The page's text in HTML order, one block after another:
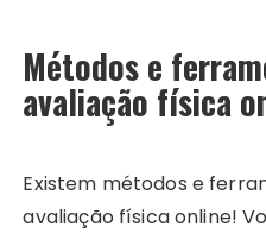
Métodos e
avaliação física
Existem métodos e
avaliação física online!